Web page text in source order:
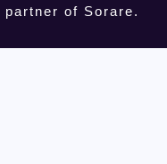
partner of Sorare.